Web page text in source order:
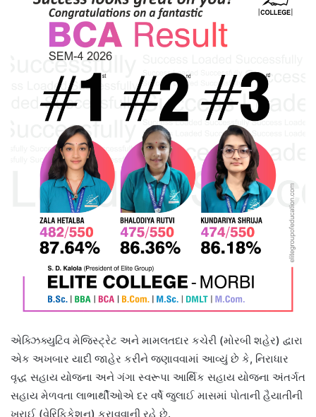
એક્ઝિક્યુટિવ મેજિસ્ટ્રેટ અને મામલતદાર કચેરી (મોરબી શહેર) દ્વારા
એક અખબાર યાદી જાહેર કરીને જણાવવામાં આવ્યું છે કે, નિરાધાર
વૃદ્ધ સહાય યોજના અને ગંગા સ્વરૂપા આર્થિક સહાય યોજના અંતર્ગત
સહાય મેળવતા લાભાર્થીઓએ દર વર્ષે જુલાઈ માસમાં પોતાની હૈયાતીની
ખરાઈ (વેરિફિકેશન) કરાવવાની રહે છે.